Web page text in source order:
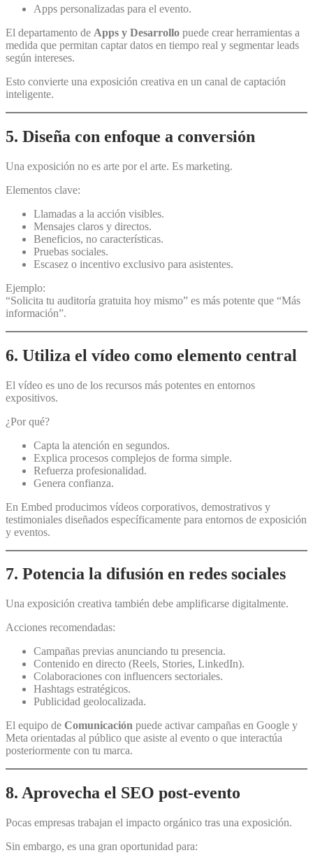
Apps personalizadas para el evento.
El departamento de Apps y Desarrollo puede crear herramientas a
medida que permitan captar datos en tiempo real y segmentar leads
según intereses.
Esto convierte una exposición creativa en un canal de captación
inteligente.
5. Diseña con enfoque a conversión
Una exposición no es arte por el arte. Es marketing.
Elementos clave:
Llamadas a la acción visibles.
Mensajes claros y directos.
Beneficios, no características.
Pruebas sociales.
Escasez o incentivo exclusivo para asistentes.
Ejemplo:
“Solicita tu auditoría gratuita hoy mismo” es más potente que “Más
información”.
6. Utiliza el vídeo como elemento central
El vídeo es uno de los recursos más potentes en entornos
expositivos.
¿Por qué?
Capta la atención en segundos.
Explica procesos complejos de forma simple.
Refuerza profesionalidad.
Genera confianza.
En Embed producimos vídeos corporativos, demostrativos y
testimoniales diseñados específicamente para entornos de exposición
y eventos.
7. Potencia la difusión en redes sociales
Una exposición creativa también debe amplificarse digitalmente.
Acciones recomendadas:
Campañas previas anunciando tu presencia.
Contenido en directo (Reels, Stories, LinkedIn).
Colaboraciones con influencers sectoriales.
Hashtags estratégicos.
Publicidad geolocalizada.
El equipo de Comunicación puede activar campañas en Google y
Meta orientadas al público que asiste al evento o que interactúa
posteriormente con tu marca.
8. Aprovecha el SEO post-evento
Pocas empresas trabajan el impacto orgánico tras una exposición.
Sin embargo, es una gran oportunidad para: